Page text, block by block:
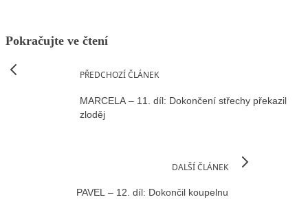
Pokračujte ve čtení
PŘEDCHOZÍ ČLÁNEK
MARCELA – 11. díl: Dokončení střechy překazil
zloděj
DALŠÍ ČLÁNEK
PAVEL – 12. díl: Dokončil koupelnu